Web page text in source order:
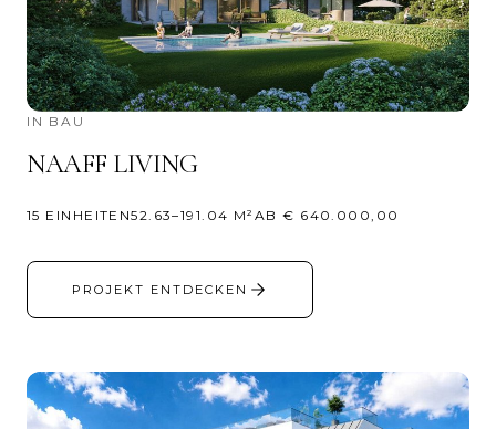
IN BAU
NAAFF LIVING
15 EINHEITEN52.63–191.04 M² AB € 640.000,00
PROJEKT ENTDECKEN